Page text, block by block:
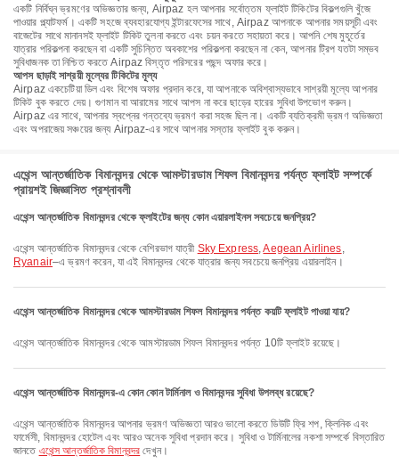
একটি নির্বিঘ্ন ভ্রমণের অভিজ্ঞতার জন্য, Airpaz হল আপনার সর্বোত্তম ফ্লাইট টিকিটের বিকল্পগুলি খুঁজে
পাওয়ার প্ল্যাটফর্ম। একটি সহজে ব্যবহারযোগ্য ইন্টারফেসের সাথে, Airpaz আপনাকে আপনার সময়সূচী এবং
বাজেটের সাথে মানানসই ফ্লাইট টিকিট তুলনা করতে এবং চয়ন করতে সহায়তা করে। আপনি শেষ মুহূর্তের
যাত্রার পরিকল্পনা করছেন বা একটি সুচিন্তিত অবকাশের পরিকল্পনা করছেন না কেন, আপনার ট্রিপ যতটা সম্ভব
সুবিধাজনক তা নিশ্চিত করতে Airpaz বিস্তৃত পরিসরের পছন্দ অফার করে।
আপস ছাড়াই সাশ্রয়ী মূল্যের টিকিটের মূল্য
Airpaz একচেটিয়া ডিল এবং বিশেষ অফার প্রদান করে, যা আপনাকে অবিশ্বাস্যভাবে সাশ্রয়ী মূল্যে আপনার
টিকিট বুক করতে দেয়। গুণমান বা আরামের সাথে আপস না করে ছাড়ের হারের সুবিধা উপভোগ করুন।
Airpaz এর সাথে, আপনার স্বপ্নের গন্তব্যে ভ্রমণ করা সহজ ছিল না। একটি ব্যতিক্রমী ভ্রমণ অভিজ্ঞতা
এবং অপরাজেয় সঞ্চয়ের জন্য Airpaz-এর সাথে আপনার সস্তার ফ্লাইট বুক করুন।
এথেন্স আন্তর্জাতিক বিমানবন্দর থেকে আমস্টারডাম শিফল বিমানবন্দর পর্যন্ত ফ্লাইট সম্পর্কে
প্রায়শই জিজ্ঞাসিত প্রশ্নাবলী
এথেন্স আন্তর্জাতিক বিমানবন্দর থেকে ফ্লাইটের জন্য কোন এয়ারলাইনস সবচেয়ে জনপ্রিয়?
এথেন্স আন্তর্জাতিক বিমানবন্দর থেকে বেশিরভাগ যাত্রী Sky Express,Aegean Airlines,
Ryanair–এ ভ্রমণ করেন, যা এই বিমানবন্দর থেকে যাত্রার জন্য সবচেয়ে জনপ্রিয় এয়ারলাইন।
এথেন্স আন্তর্জাতিক বিমানবন্দর থেকে আমস্টারডাম শিফল বিমানবন্দর পর্যন্ত কয়টি ফ্লাইট পাওয়া যায়?
এথেন্স আন্তর্জাতিক বিমানবন্দর থেকে আমস্টারডাম শিফল বিমানবন্দর পর্যন্ত 10টি ফ্লাইট রয়েছে।
এথেন্স আন্তর্জাতিক বিমানবন্দর-এ কোন কোন টার্মিনাল ও বিমানবন্দর সুবিধা উপলব্ধ রয়েছে?
এথেন্স আন্তর্জাতিক বিমানবন্দর আপনার ভ্রমণ অভিজ্ঞতা আরও ভালো করতে ডিউটি ফ্রি শপ, ক্লিনিক এবং
ফার্মেসী, বিমানবন্দর হোটেল এবং আরও অনেক সুবিধা প্রদান করে। সুবিধা ও টার্মিনালের নকশা সম্পর্কে বিস্তারিত
জানতে এথেন্স আন্তর্জাতিক বিমানবন্দর দেখুন।